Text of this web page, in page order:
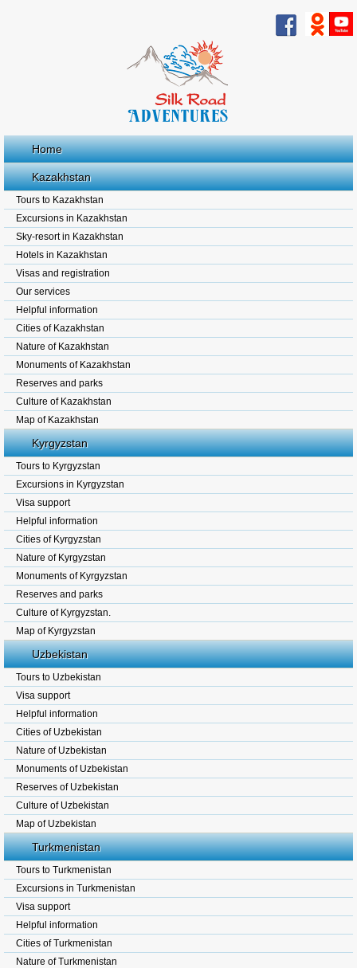
Home
Kazakhstan
Tours to Kazakhstan
Excursions in Kazakhstan
Sky-resort in Kazakhstan
Hotels in Kazakhstan
Visas and registration
Our services
Helpful information
Cities of Kazakhstan
Nature of Kazakhstan
Monuments of Kazakhstan
Reserves and parks
Culture of Kazakhstan
Map of Kazakhstan
Kyrgyzstan
Tours to Kyrgyzstan
Excursions in Kyrgyzstan
Visa support
Helpful information
Cities of Kyrgyzstan
Nature of Kyrgyzstan
Monuments of Kyrgyzstan
Reserves and parks
Culture of Kyrgyzstan.
Map of Kyrgyzstan
Uzbekistan
Tours to Uzbekistan
Visa support
Helpful information
Cities of Uzbekistan
Nature of Uzbekistan
Monuments of Uzbekistan
Reserves of Uzbekistan
Culture of Uzbekistan
Map of Uzbekistan
Turkmenistan
Tours to Turkmenistan
Excursions in Turkmenistan
Visa support
Helpful information
Cities of Turkmenistan
Nature of Turkmenistan